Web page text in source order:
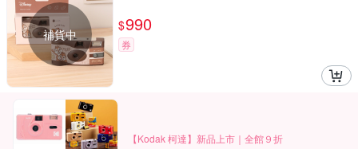
補貨中
$990
券
【Kodak 柯達】新品上市｜全館９折